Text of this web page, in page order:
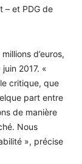
– et PDG de
d’euros,
2017. «
critique, que
part entre
de manière
Nous
», précise